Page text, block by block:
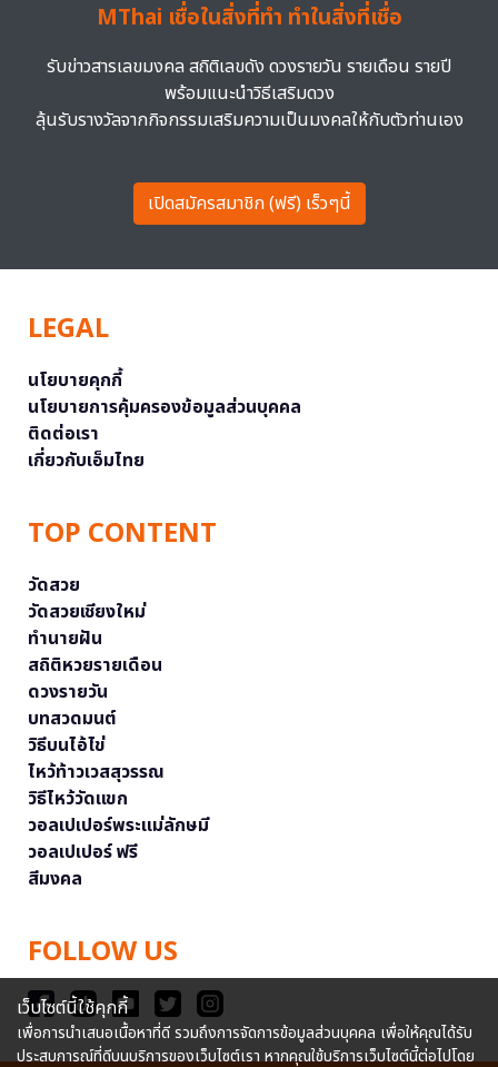
MThai เชื่อในสิ่งที่ทำ ทำในสิ่งที่เชื่อ
รับข่าวสารเลขมงคล สถิติเลขดัง ดวงรายวัน รายเดือน รายปี
พร้อมแนะนำวิธีเสริมดวง
ลุ้นรับรางวัลจากกิจกรรมเสริมความเป็นมงคลให้กับตัวท่านเอง
เปิดสมัครสมาชิก (ฟรี) เร็วๆนี้
LEGAL
นโยบายคุกกี้
นโยบายการคุ้มครองข้อมูลส่วนบุคคล
ติดต่อเรา
เกี่ยวกับเอ็มไทย
TOP CONTENT
วัดสวย
วัดสวยเชียงใหม่
ทำนายฝัน
สถิติหวยรายเดือน
ดวงรายวัน
บทสวดมนต์
วิธีบนไอ้ไข่
ไหว้ท้าวเวสสุวรรณ
วิธีไหว้วัดแขก
วอลเปเปอร์พระแม่ลักษมี
วอลเปเปอร์ ฟรี
สีมงคล
FOLLOW US
เว็บไซต์นี้ใช้คุกกี้
เพื่อการนำเสนอเนื้อหาที่ดี รวมถึงการจัดการข้อมูลส่วนบุคคล เพื่อให้คุณได้รับ
ประสบการณ์ที่ดีบนบริการของเว็บไซต์เรา หากคุณใช้บริการเว็บไซต์นี้ต่อไปโดย